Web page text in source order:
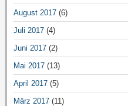
August 2017 (6)
Juli 2017 (4)
Juni 2017 (2)
Mai 2017 (13)
April 2017 (5)
März 2017 (11)